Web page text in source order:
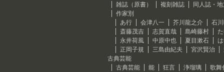
雑誌（原書）
複刻雑誌
同人誌・
作家別
あ行
会津八一 芥川龍之介
石
斎藤茂吉
志賀直哉 島崎藤村
永井荷風
中原中也 夏目漱石
正岡子規
三島由紀夫 宮沢賢治
古典芸能
古典芸能
能 狂言 浄瑠璃
歌舞